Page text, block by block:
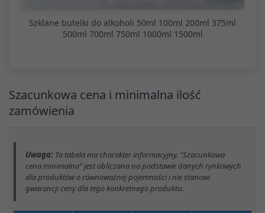
Szklane butelki do alkoholi 50ml 100ml 200ml 375ml
500ml 700ml 750ml 1000ml 1500ml
Szacunkowa cena i minimalna ilość
zamówienia
Uwaga: Ta tabela ma charakter informacyjny. "Szacunkowa
cena minimalna" jest obliczana na podstawie danych rynkowych
dla produktów o równoważnej pojemności i nie stanowi
gwarancji ceny dla tego konkretnego produktu.